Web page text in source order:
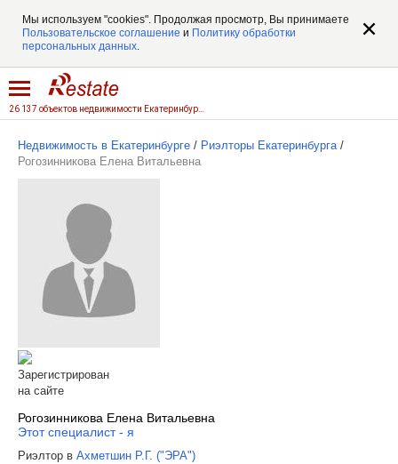
Мы используем "cookies". Продолжая просмотр, Вы принимаете
Пользовательское соглашение и Политику обработки
персональных данных.
Недвижимость в Екатеринбурге / Риэлторы Екатеринбурга /
Рогозинникова Елена Витальевна
Зарегистрирован
на сайте
Рогозинникова Елена Витальевна
Этот специалист - я
Риэлтор в Ахметшин Р.Г. ("ЭРА")